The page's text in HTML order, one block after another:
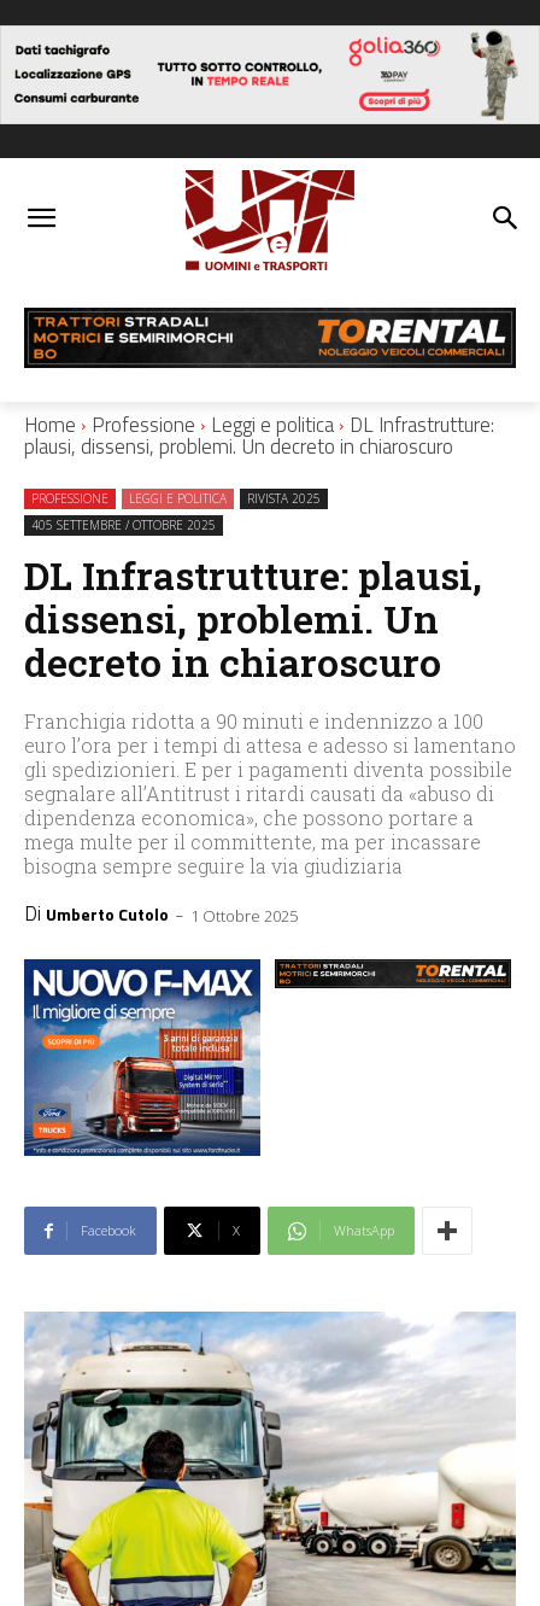
Home Professione Leggi e politica DL Infrastrutture:
plausi, dissensi, problemi. Un decreto in chiaroscuro
PROFESSIONE LEGGI E POLITICA
RIVISTA 2025
405 SETTEMBRE / OTTOBRE 2025
DL Infrastrutture: plausi,
dissensi, problemi. Un
decreto in chiaroscuro
Franchigia ridotta a 90 minuti e indennizzo a 100
euro l’ora per i tempi di attesa e adesso si lamentano
gli spedizionieri. E per i pagamenti diventa possibile
segnalare all’Antitrust i ritardi causati da «abuso di
dipendenza economica», che possono portare a
mega multe per il committente, ma per incassare
bisogna sempre seguire la via giudiziaria
Di Umberto Cutolo - 1 Ottobre 2025
Facebook X WhatsApp